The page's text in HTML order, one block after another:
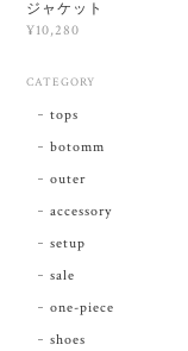
ジャケット
¥10,280
CATEGORY
tops
botomm
outer
accessory
setup
sale
one-piece
shoes